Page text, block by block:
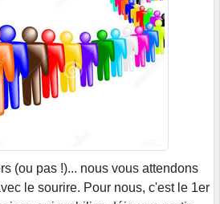
(ou pas !)... nous vous attendons
le sourire. Pour nous, c'est le 1er